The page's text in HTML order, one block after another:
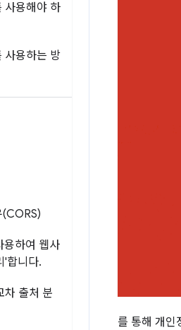
사용해야 하
사용하는 방
하여 웹사
'합니다.
차 출처 분
를 통해 개인